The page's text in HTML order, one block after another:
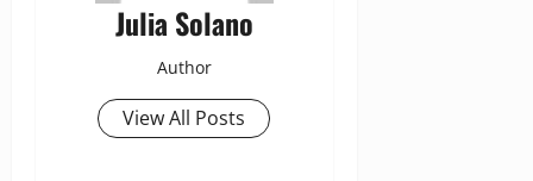
Julia Solano
Author
View All Posts